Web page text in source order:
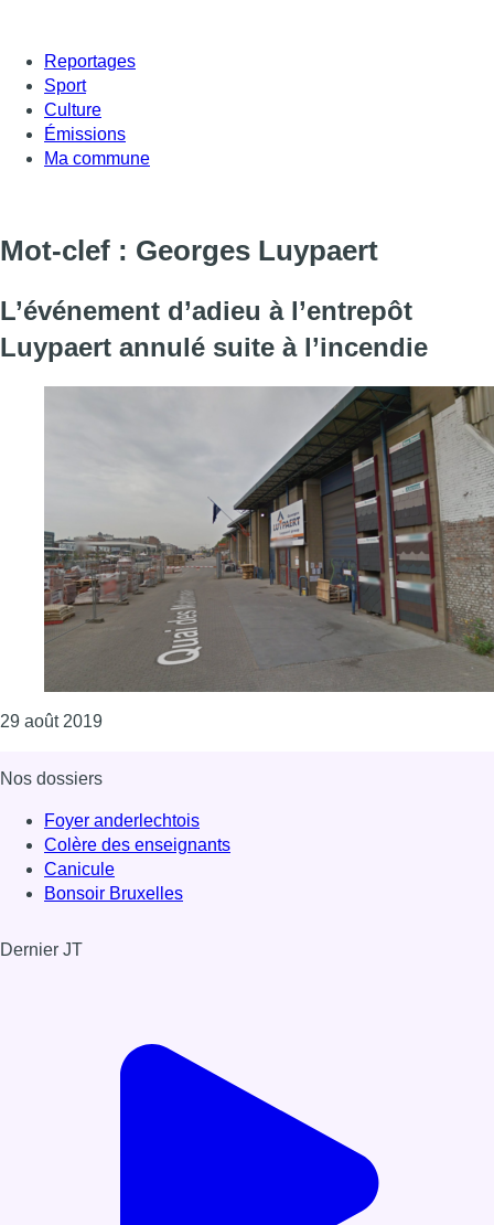
Reportages
Sport
Culture
Émissions
Ma commune
Mot-clef : Georges Luypaert
L’événement d’adieu à l’entrepôt
Luypaert annulé suite à l’incendie
29 août 2019Consulter l'article "L’événement d’adieu à
Nos dossiers
Foyer anderlechtois
Colère des enseignants
Canicule
Bonsoir Bruxelles
Dernier JT